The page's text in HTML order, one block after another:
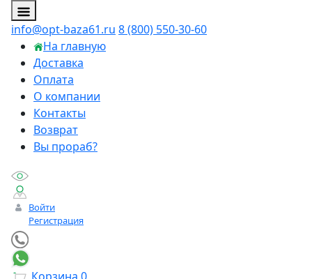
info@opt-baza61.ru 8 (800) 550-30-60
На главную
Доставка
Оплата
О компании
Контакты
Возврат
Вы прораб?
Войти
Регистрация